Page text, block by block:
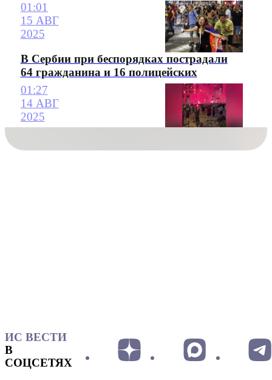
01:01
15 АВГ
2025
В Сербии при беспорядках пострадали
64 гражданина и 16 полицейских
01:27
14 АВГ
2025
ИС ВЕСТИ
В
СОЦСЕТЯХ